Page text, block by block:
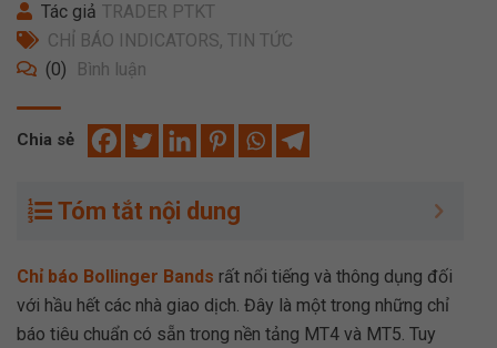
Tác giả TRADER PTKT
CHỈ BÁO INDICATORS, TIN TỨC
(0)
Bình luận
Chia sẻ
Tóm tắt nội dung
Chỉ báo Bollinger Bands rất nổi tiếng và thông dụng đối
với hầu hết các nhà giao dịch. Đây là một trong những chỉ
báo tiêu chuẩn có sẵn trong nền tảng MT4 và MT5. Tuy